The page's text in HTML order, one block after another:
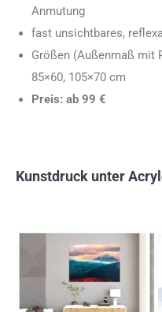
Anmutung
fast unsichtbares,
Größen (Außenmaß mit
85×60, 105×70 cm
Preis: ab 99 €
Kunstdruck unter